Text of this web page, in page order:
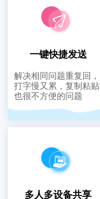
一键快捷发送
解决相同问题重复回，
打字慢又累，复制粘贴
也很不方便的问题
多人多设备共享